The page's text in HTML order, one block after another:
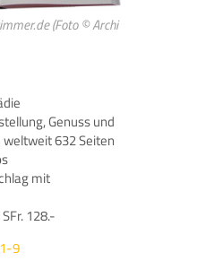
(Foto © Archi
Genuss und
632 Seiten
mit
128.-
9